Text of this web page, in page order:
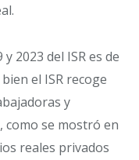
2023 del ISR es de
el ISR recoge
y
como se mostró en
reales privados